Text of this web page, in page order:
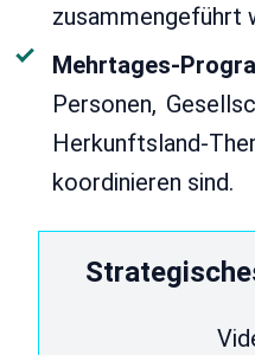
zusammengeführt
Mehrtages-
Personen,
koordinieren sind.